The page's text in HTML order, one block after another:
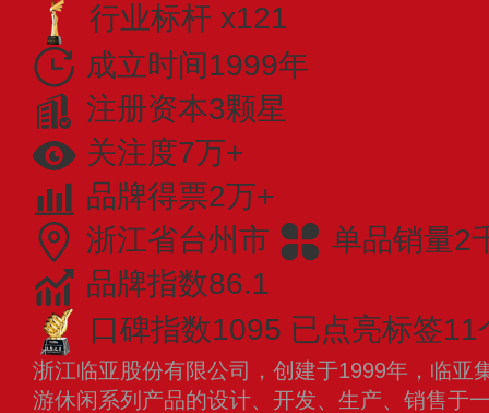
行业标杆 x121
成立时间1999年
注册资本3颗星
关注度7万+
品牌得票2万+
浙江省台州市
单品销量2
品牌指数86.1
口碑指数1095 已点亮标签11
浙江临亚股份有限公司，创建于1999年，临亚
游休闲系列产品的设计、开发、生产、销售于